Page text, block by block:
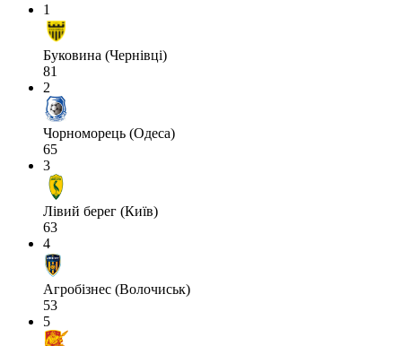
1
Буковина (Чернівці)
81
2
Чорноморець (Одеса)
65
3
Лівий берег (Київ)
63
4
Агробізнес (Волочиськ)
53
5